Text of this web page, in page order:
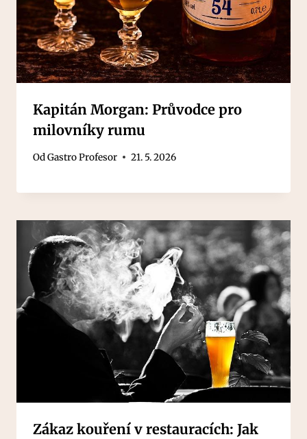
Kapitán Morgan: Průvodce pro
milovníky rumu
OdGastro Profesor 21. 5. 2026
Zákaz kouření v restauracích: Jak